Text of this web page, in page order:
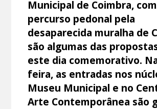
Municipal de Coimbra,
percurso pedonal pela
desaparecida muralha de
são algumas das
este dia comemorativo.
feira, as entradas nos
Museu Municipal e no
Arte Contemporânea são